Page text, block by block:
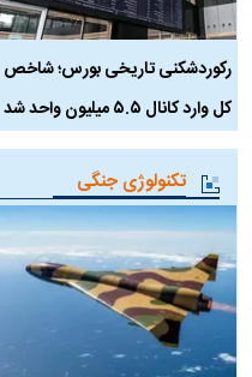
رکوردشکنی تاریخی بورس؛ شاخص
کل وارد کانال ۵.۵ میلیون واحد شد
تکنولوژی جنگی